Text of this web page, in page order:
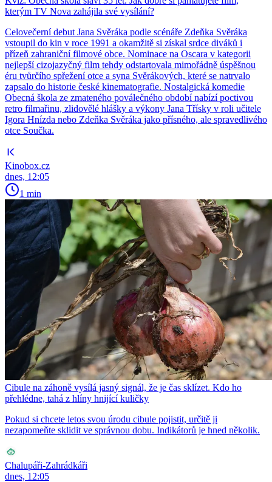
kterým TV Nova zahájila své vysílání?
Celovečerní debut Jana Svěráka podle scénáře Zdeňka Svěráka
vstoupil do kin v roce 1991 a okamžitě si získal srdce diváků i
přízeň zahraniční filmové obce. Nominace na Oscara v kategorii
nejlepší cizojazyčný film tehdy odstartovala mimořádně úspěšnou
éru tvůrčího spřežení otce a syna Svěrákových, které se natrvalo
zapsalo do historie české kinematografie. Nostalgická komedie
Obecná škola ze zmateného poválečného období nabízí poctivou
retro filmařinu, zlidovělé hlášky a výkony Jana Třísky v roli učitele
Igora Hnízda nebo Zdeňka Svěráka jako přísného, ale spravedlivého
otce Součka.
Kinobox.cz
dnes, 12:05
1 min
Cibule na záhoně vysílá jasný signál, že je čas sklízet. Kdo ho
přehlédne, tahá z hlíny hnijící kuličky
Pokud si chcete letos svou úrodu cibule pojistit, určitě ji
nezapomeňte sklidit ve správnou dobu. Indikátorů je hned několik.
Chalupáři-Zahrádkáři
dnes, 12:05